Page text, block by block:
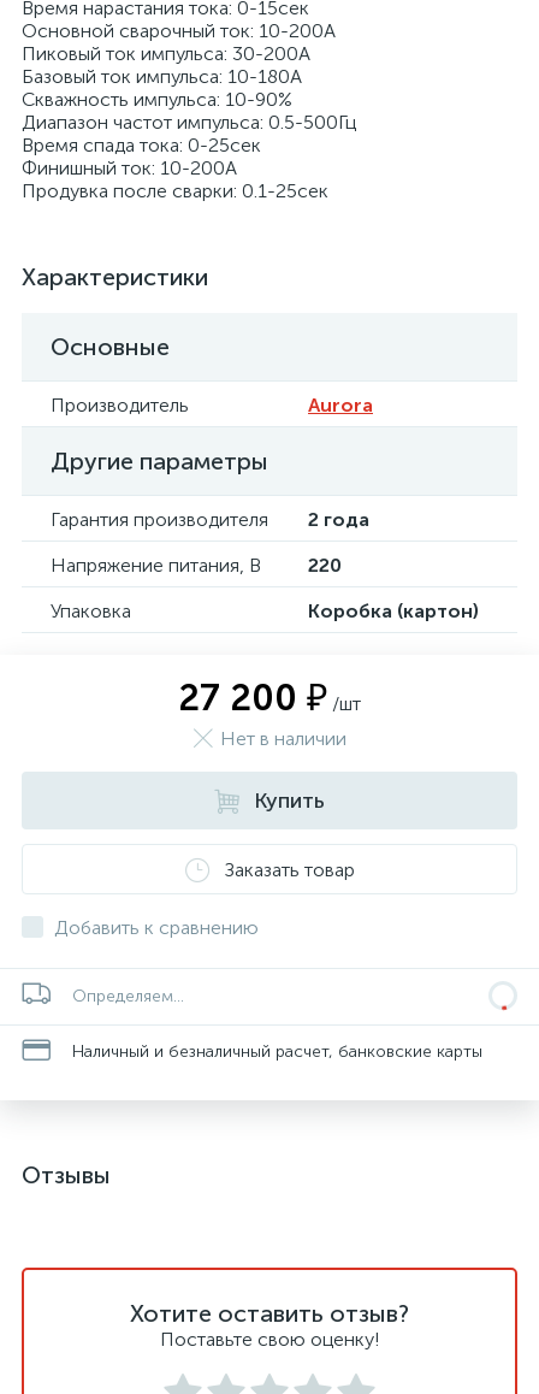
Время нарастания тока: 0-15сек
Основной сварочный ток: 10-200А
Пиковый ток импульса: 30-200А
Базовый ток импульса: 10-180А
Скважность импульса: 10-90%
Диапазон частот импульса: 0.5-500Гц
Время спада тока: 0-25сек
Финишный ток: 10-200А
Продувка после сварки: 0.1-25сек
Характеристики
Основные
Производитель Aurora
Другие параметры
Гарантия производителя
2 года
Напряжение питания, В
220
Упаковка
Коробка (картон)
27 200 ₽ /шт
Нет в наличии
Купить
Заказать товар
Добавить к сравнению
Определяем...
Наличный и безналичный расчет, банковские карты
Отзывы
Хотите оставить отзыв?
Поставьте свою оценку!